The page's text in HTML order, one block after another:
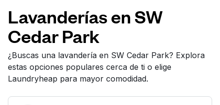
Síguenos en
Lavanderías en SW
Cedar Park
¿Buscas una lavandería en SW Cedar Park? Explora
estas opciones populares cerca de ti o elige
Laundryheap para mayor comodidad.